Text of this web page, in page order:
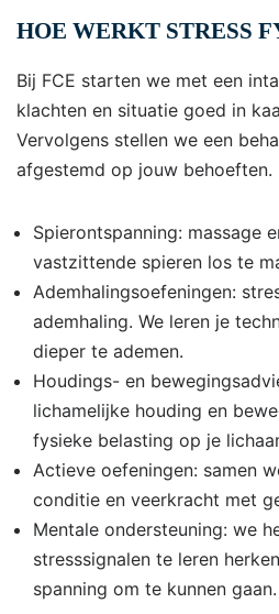
HOE WERKT STRESS
Bij FCE starten we met een
klachten en situatie goed in
Vervolgens stellen we een
afgestemd op jouw behoeften.
Spierontspanning: massage
vastzittende spieren los te
Ademhalingsoefeningen:
ademhaling. We leren je
dieper te ademen.
Houdings- en
lichamelijke houding en
fysieke belasting op je
Actieve oefeningen: samen
conditie en veerkracht met
Mentale ondersteuning: we
stresssignalen te leren
spanning om te kunnen gaan.